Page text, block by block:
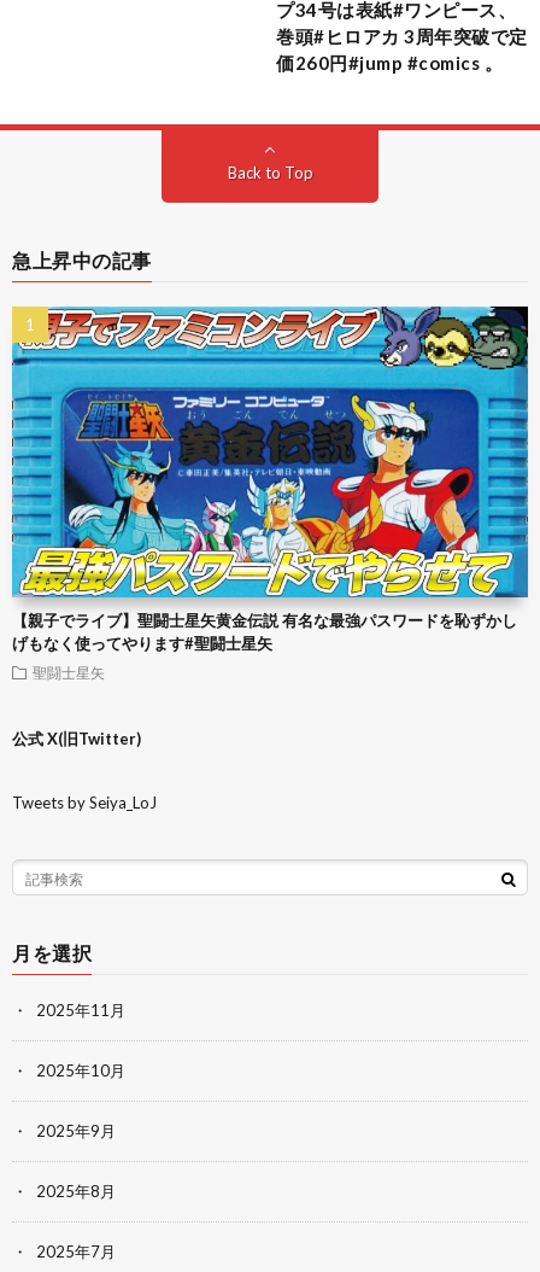
プ34号は表紙#ワンピース、
巻頭#ヒロアカ 3周年突破で定
価260円#jump #comics 。
Back to Top
急上昇中の記事
【親子でライブ】聖闘士星矢黄金伝説 有名な最強パスワードを恥ずかし
げもなく使ってやります#聖闘士星矢
聖闘士星矢
公式 X(旧Twitter)
Tweets by Seiya_LoJ
月を選択
2025年11月
2025年10月
2025年9月
2025年8月
2025年7月